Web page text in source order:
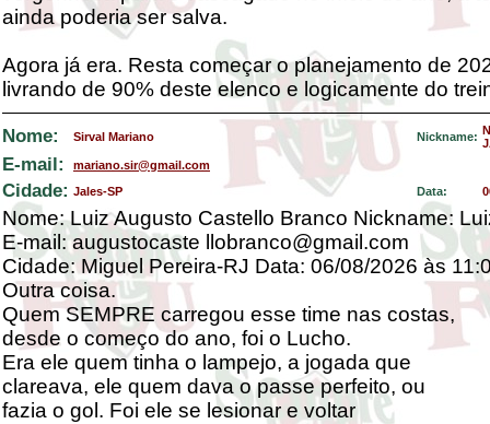
ainda poderia ser salva.
Agora já era. Resta começar o planejamento de
livrando de 90% deste elenco e logicamente do
Nome: Sirval Mariano Nickname:
E-mail: mariano.sir@gmail.com
Cidade: Jales-SP Data:
Nome: Luiz Augusto Castello Branco Nickname:
E-mail: augustocaste llobranco@gmail.com
Cidade: Miguel Pereira-RJ Data: 06/08/2026 às
Outra coisa.
Quem SEMPRE carregou esse time nas costas,
desde o começo do ano, foi o Lucho.
Era ele quem tinha o lampejo, a jogada que
clareava, ele quem dava o passe perfeito, ou
fazia o gol. Foi ele se lesionar e voltar